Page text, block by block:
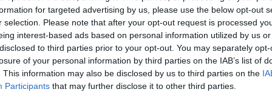
for targeted advertising by us, please use the below opt-out
selection. Please note that after your opt-out request is processed
interest-based ads based on personal information utilized by us
to third parties prior to your opt-out. You may separately
of your personal information by third parties on the IAB’s list of
This information may also be disclosed by us to third parties on the
Participants that may further disclose it to other third parties.
τονίζεται επίσης ότι η Βόρεια Κορέα θα κάνει
χωρίς έλεος εναντίον σε έναν αποκλεισμό
πράξη πολέμου!
Κορέας πιστεύει ότι η επιβολή ναυτικού
παραβίαση της κυριαρχίας της και της